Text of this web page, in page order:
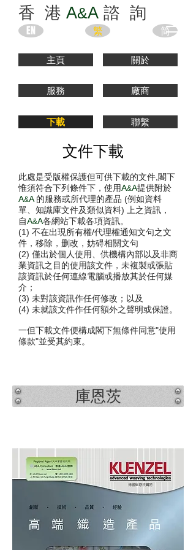
香 港 A&A 諮 詢
EN 繁 简
主頁 關於
服務 廠商
下載 聯繫
文件下載
此處是受版權保護但可供下載的文件,閣下
惟須符合下列條件下，使用A&A提供附於
A&A的服務或所代理的產品 (例如資料
單、知識庫文件及類似資料) 上之資訊，
自A&A各網站下載各項資訊。
(1) 不在出現所有權/代理權通知文句之文
件，移除，删改，妨碍相關文句
(2) 僅出於個人使用、供機構內部以及非商
業資訊之目的使用該文件， 未複製或張貼
該資訊於任何連線電腦或播放其於任何媒
介；
(3) 未對該資訊作任何修改；以及
(4) 未就該文件作任何額外之聲明或保證。
一但下載文件便構成閣下無條件同意"使用
條款"並受其約束。
庫恩茨